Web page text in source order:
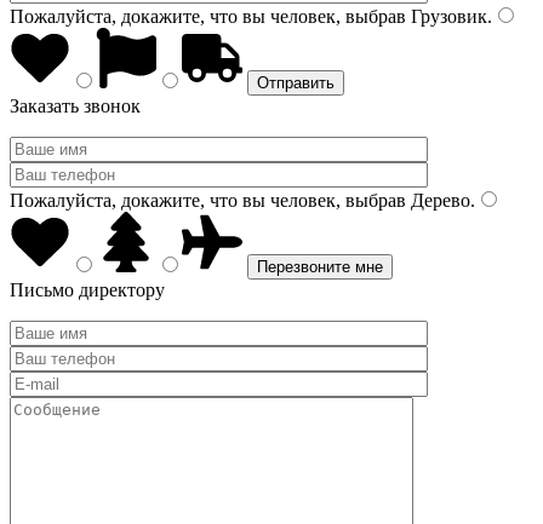
Пожалуйста, докажите, что вы человек, выбрав Грузовик.
Заказать звонок
Пожалуйста, докажите, что вы человек, выбрав Дерево.
Письмо директору